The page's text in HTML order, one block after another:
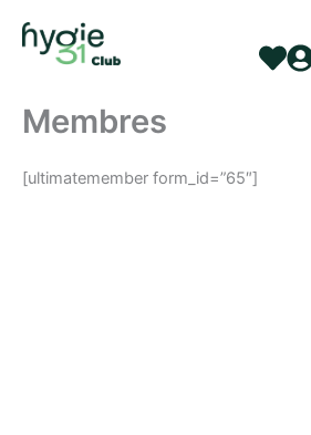
contenu
Membres
[ultimatemember form_id=”65″]